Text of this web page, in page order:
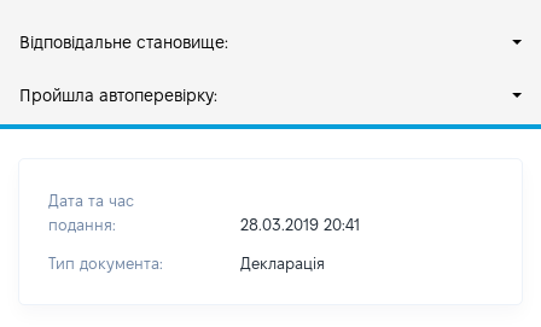
Відповідальне становище:
Пройшла автоперевірку:
Дата та час
подання:
28.03.2019 20:41
Тип документа: Декларація